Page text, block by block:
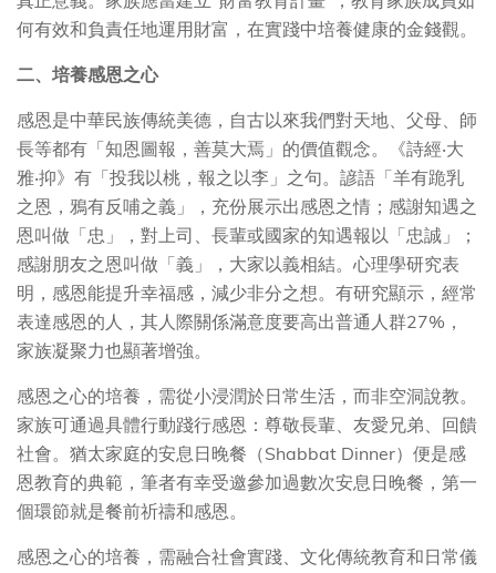
何有效和負責任地運用財富，在實踐中培養健康的金錢觀。
二、培養感恩之心
感恩是中華民族傳統美德，自古以來我們對天地、父母、師
長等都有「知恩圖報，善莫大焉」的價值觀念。《詩經‧大
雅‧抑》有「投我以桃，報之以李」之句。諺語「羊有跪乳
之恩，鴉有反哺之義」，充份展示出感恩之情；感謝知遇之
恩叫做「忠」，對上司、長輩或國家的知遇報以「忠誠」；
感謝朋友之恩叫做「義」，大家以義相結。心理學研究表
明，感恩能提升幸福感，減少非分之想。有研究顯示，經常
表達感恩的人，其人際關係滿意度要高出普通人群27%，
家族凝聚力也顯著增強。
感恩之心的培養，需從小浸潤於日常生活，而非空洞說教。
家族可通過具體行動踐行感恩：尊敬長輩、友愛兄弟、回饋
社會。猶太家庭的安息日晚餐（Shabbat Dinner）便是感
恩教育的典範，筆者有幸受邀參加過數次安息日晚餐，第一
個環節就是餐前祈禱和感恩。
感恩之心的培養，需融合社會實踐、文化傳統教育和日常儀